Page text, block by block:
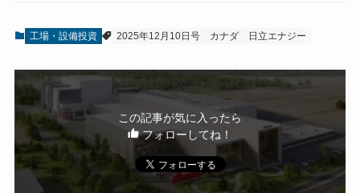
工場・設備投資 2025年12月10日号 カナダ 日立エナジー
この記事が気に入ったら
フォローしてね！